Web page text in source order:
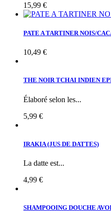
15,99 €
PATE A TARTINER NOIS/
10,49 €
THE NOIR TCHAI INDIEN
Élaboré selon les...
5,99 €
IRAKIA (JUS DE DATTES)
La datte est...
4,99 €
SHAMPOOING DOUCHE